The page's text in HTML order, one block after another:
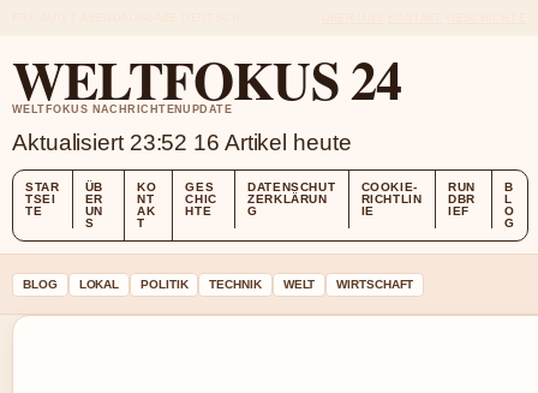
WELTFOKUS 24
WELTFOKUS NACHRICHTENUPDATE
Aktualisiert 23:52 16 Artikel heute
STAR
TSEI
TE
ÜB
ER
UN
S
KO
NT
AK
T
GES
CHIC
HTE
DATENSCHUT
ZERKLÄRUN
G
COOKIE-
RICHTLIN
IE
RUN
DBR
IEF
B
L
O
G
BLOG LOKAL POLITIK TECHNIK WELT WIRTSCHAFT